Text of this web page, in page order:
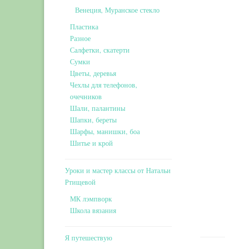
Венеция, Муранское стекло
Пластика
Разное
Салфетки, скатерти
Сумки
Цветы, деревья
Чехлы для телефонов,
очечников
Шали, палантины
Шапки, береты
Шарфы, манишки, боа
Шитье и крой
Уроки и мастер классы от Натальи
Ртищевой
МК лэмпворк
Школа вязания
Я путешествую